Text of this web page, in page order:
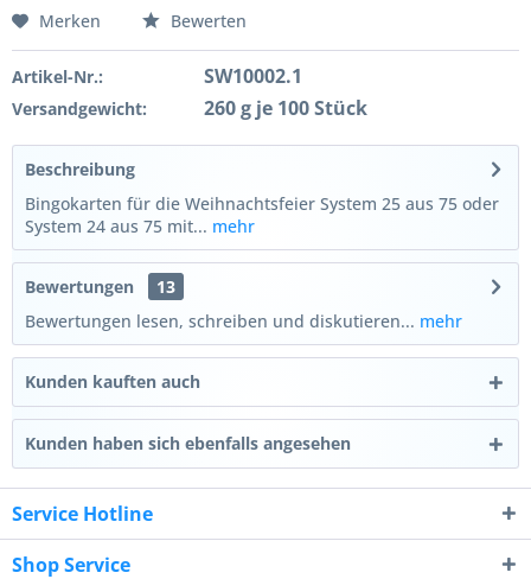
Merken Bewerten
Artikel-Nr.: SW10002.1
Versandgewicht: 260 g je 100 Stück
Beschreibung
Bingokarten für die Weihnachtsfeier System 25 aus 75 oder
System 24 aus 75 mit... mehr
Bewertungen
13
Bewertungen lesen, schreiben und diskutieren... mehr
Kunden kauften auch
Kunden haben sich ebenfalls angesehen
Service Hotline
Shop Service